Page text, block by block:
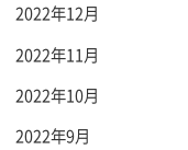
2022年12月
2022年11月
2022年10月
2022年9月